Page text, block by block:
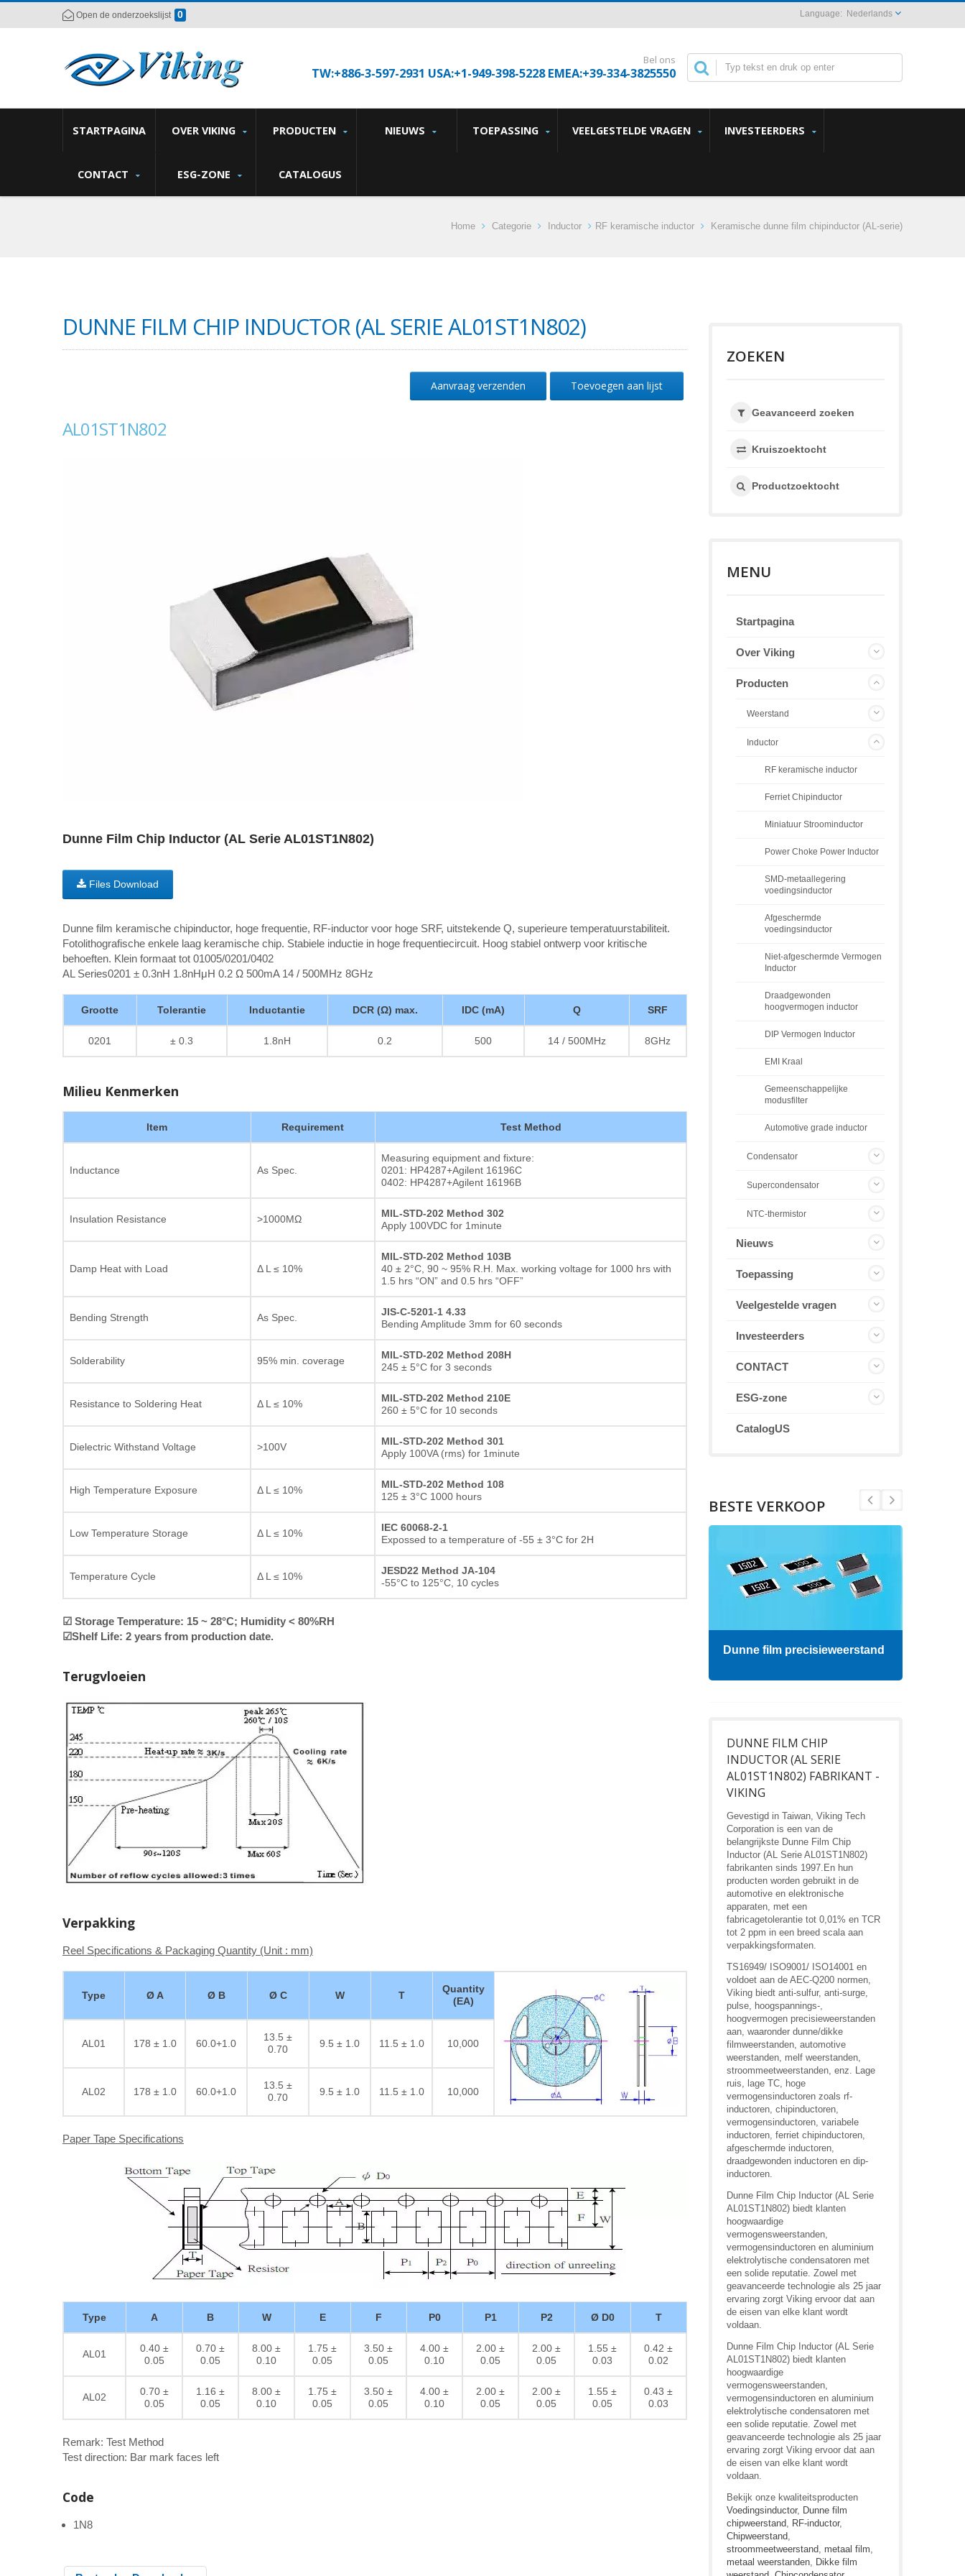
Open de onderzoekslijst 0 Nederlands
Bel ons
TW:+886-3-597-2931 USA:+1-949-398-5228 EMEA:+39-334-3825550
STARTPAGINA OVER VIKING PRODUCTEN NIEUWS TOEPASSING VEELGESTELDE VRAGEN INVESTEERDERS
CONTACT ESG-ZONE CATALOGUS
Home Categorie Inductor RF keramische inductor Keramische dunne film chipinductor (AL-serie)
DUNNE FILM CHIP INDUCTOR (AL SERIE AL01ST1N802)
Aanvraag verzenden Toevoegen aan lijst
AL01ST1N802
Dunne Film Chip Inductor (AL Serie AL01ST1N802)
Files Download
Dunne film keramische chipinductor, hoge frequentie, RF-inductor voor hoge SRF, uitstekende Q, superieure temperatuurstabiliteit.
Fotolithografische enkele laag keramische chip. Stabiele inductie in hoge frequentiecircuit. Hoog stabiel ontwerp voor kritische
behoeften. Klein formaat tot 01005/0201/0402
AL Series0201 ± 0.3nH 1.8nHμH 0.2 Ω 500mA 14 / 500MHz 8GHz
Grootte Tolerantie Inductantie DCR (Ω) max. IDC (mA) Q SRF
0201 ± 0.3 1.8nH 0.2 500 14 / 500MHz 8GHz
Milieu Kenmerken
Item Requirement Test Method
Inductance As Spec.
Measuring equipment and fixture:
0201: HP4287+Agilent 16196C
0402: HP4287+Agilent 16196B
Insulation Resistance >1000MΩ
MIL-STD-202 Method 302
Apply 100VDC for 1minute
Damp Heat with Load Δ L ≤ 10%
MIL-STD-202 Method 103B
40 ± 2°C, 90 ~ 95% R.H. Max. working voltage for 1000 hrs with
1.5 hrs “ON” and 0.5 hrs “OFF”
Bending Strength As Spec.
JIS-C-5201-1 4.33
Bending Amplitude 3mm for 60 seconds
Solderability 95% min. coverage
MIL-STD-202 Method 208H
245 ± 5°C for 3 seconds
Resistance to Soldering Heat Δ L ≤ 10%
MIL-STD-202 Method 210E
260 ± 5°C for 10 seconds
Dielectric Withstand Voltage >100V
MIL-STD-202 Method 301
Apply 100VA (rms) for 1minute
High Temperature Exposure Δ L ≤ 10%
MIL-STD-202 Method 108
125 ± 3°C 1000 hours
Low Temperature Storage Δ L ≤ 10%
IEC 60068-2-1
Expossed to a temperature of -55 ± 3°C for 2H
Temperature Cycle Δ L ≤ 10%
JESD22 Method JA-104
-55°C to 125°C, 10 cycles
☑ Storage Temperature: 15 ~ 28°C; Humidity < 80%RH
☑Shelf Life: 2 years from production date.
Terugvloeien
Verpakking
Reel Specifications & Packaging Quantity (Unit : mm)
Type Ø A Ø B Ø C W T
Quantity
(EA)
AL01 178 ± 1.0 60.0+1.0
13.5 ±
0.70
9.5 ± 1.0 11.5 ± 1.0 10,000
AL02 178 ± 1.0 60.0+1.0
13.5 ±
0.70
9.5 ± 1.0 11.5 ± 1.0 10,000
Paper Tape Specifications
Type A B W E F P0 P1 P2 Ø D0 T
AL01
0.40 ±
0.05
0.70 ±
0.05
8.00 ±
0.10
1.75 ±
0.05
3.50 ±
0.05
4.00 ±
0.10
2.00 ±
0.05
2.00 ±
0.05
1.55 ±
0.03
0.42 ±
0.02
AL02
0.70 ±
0.05
1.16 ±
0.05
8.00 ±
0.10
1.75 ±
0.05
3.50 ±
0.05
4.00 ±
0.10
2.00 ±
0.05
2.00 ±
0.05
1.55 ±
0.05
0.43 ±
0.03
Remark: Test Method
Test direction: Bar mark faces left
Code
1N8
ZOEKEN
Geavanceerd zoeken
Kruiszoektocht
Productzoektocht
MENU
Startpagina
Over Viking
Producten
Weerstand
Inductor
RF keramische inductor
Ferriet Chipinductor
Miniatuur Stroominductor
Power Choke Power Inductor
SMD-metaallegering
voedingsinductor
Afgeschermde
voedingsinductor
Niet-afgeschermde Vermogen
Inductor
Draadgewonden
hoogvermogen inductor
DIP Vermogen Inductor
EMI Kraal
Gemeenschappelijke
modusfilter
Automotive grade inductor
Condensator
Supercondensator
NTC-thermistor
Nieuws
Toepassing
Veelgestelde vragen
Investeerders
CONTACT
ESG-zone
CatalogUS
BESTE VERKOOP
Dunne film precisieweerstand
DUNNE FILM CHIP
INDUCTOR (AL SERIE
AL01ST1N802) FABRIKANT -
VIKING
Gevestigd in Taiwan, Viking Tech
Corporation is een van de
belangrijkste Dunne Film Chip
Inductor (AL Serie AL01ST1N802)
fabrikanten sinds 1997.En hun
producten worden gebruikt in de
automotive en elektronische
apparaten, met een
fabricagetolerantie tot 0,01% en TCR
tot 2 ppm in een breed scala aan
verpakkingsformaten.
TS16949/ ISO9001/ ISO14001 en
voldoet aan de AEC-Q200 normen,
Viking biedt anti-sulfur, anti-surge,
pulse, hoogspannings-,
hoogvermogen precisieweerstanden
aan, waaronder dunne/dikke
filmweerstanden, automotive
weerstanden, melf weerstanden,
stroommeetweerstanden, enz. Lage
ruis, lage TC, hoge
vermogensinductoren zoals rf-
inductoren, chipinductoren,
vermogensinductoren, variabele
inductoren, ferriet chipinductoren,
afgeschermde inductoren,
draadgewonden inductoren en dip-
inductoren.
Dunne Film Chip Inductor (AL Serie
AL01ST1N802) biedt klanten
hoogwaardige
vermogensweerstanden,
vermogensinductoren en aluminium
elektrolytische condensatoren met
een solide reputatie. Zowel met
geavanceerde technologie als 25 jaar
ervaring zorgt Viking ervoor dat aan
de eisen van elke klant wordt
voldaan.
Dunne Film Chip Inductor (AL Serie
AL01ST1N802) biedt klanten
hoogwaardige
vermogensweerstanden,
vermogensinductoren en aluminium
elektrolytische condensatoren met
een solide reputatie. Zowel met
geavanceerde technologie als 25 jaar
ervaring zorgt Viking ervoor dat aan
de eisen van elke klant wordt
voldaan.
Bekijk onze kwaliteitsproducten
Voedingsinductor, Dunne film
chipweerstand, RF-inductor,
Chipweerstand,
stroommeetweerstand, metaal film,
metaal weerstanden, Dikke film